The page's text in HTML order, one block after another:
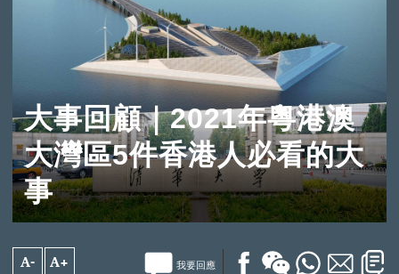
大事回顧｜2021年粵港澳
大灣區5件香港人必看的大
事
A- A+ 我要回應